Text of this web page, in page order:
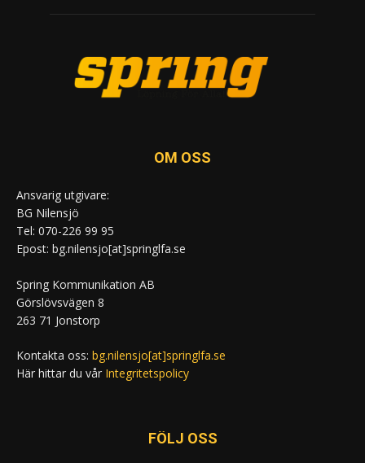
OM OSS
Ansvarig utgivare:
BG Nilensjö
Tel: 070-226 99 95
Epost: bg.nilensjo[at]springlfa.se
Spring Kommunikation AB
Görslövsvägen 8
263 71 Jonstorp
Kontakta oss: bg.nilensjo[at]springlfa.se
Här hittar du vår Integritetspolicy
FÖLJ OSS